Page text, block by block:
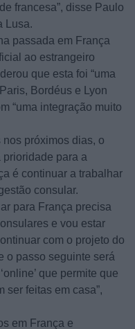
francesa”, disse Paulo
Lusa.
passada em França
ao estrangeiro
que esta foi “uma
Bordéus e Lyon
“uma integração muito
próximos dias, o
prioridade para a
é continuar a trabalhar
consular.
para França precisa
e vou estar
com o projeto do
o passo seguinte será
que permite que
ser feitas em casa”,
em França e